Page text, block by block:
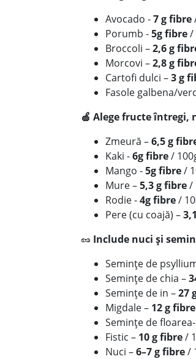
Avocado -7 g fibre
Porumb -5g fibre/
Broccoli –2,6 g
Morcovi –2,8 g
Cartofi dulci –3 g
Fasole galbena/
🍏 Alege fructe întregi,
Zmeură –6,5 g
Kaki -6g fibre/
Mango -5g fibre/
Mure –5,3 g fibre/
Rodie -4g fibre/
Pere (cu coajă) –
🥜 Include nuci și
Semințe de
Semințe de chia –
Semințe de in –27
Migdale – 12 g fibre
Semințe de
Fistic – 10 g fibre/
Nuci –6–7 g fibre/